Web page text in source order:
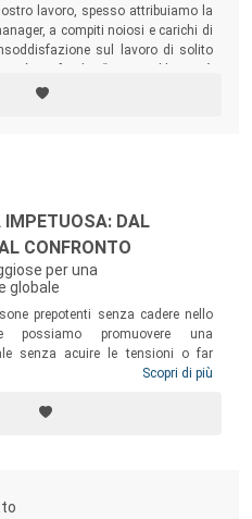
lavoro, spesso attribuiamo la
a compiti noiosi e carichi di
sul lavoro di solito
e fare un piano per un futuro
best seller
IMPETUOSA: DAL
CONFRONTO
per una
globale
prepotenti senza cadere nello
possiamo promuovere una
senza acuire le tensioni o far
cura di noi stessi, accrescere la
riuscirci? Questo libro traccia un
l’umanità verso una storia
Scopri di più